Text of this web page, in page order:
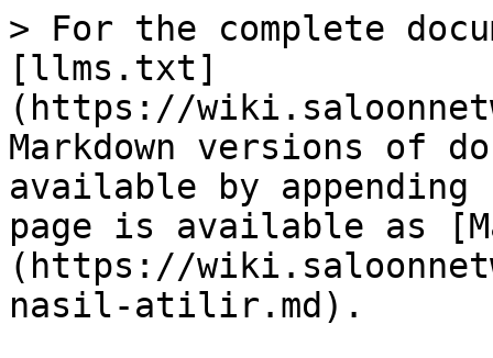
> For the complete
[llms.txt]
(https://
Markdown versions of
available by
page is available as
(https://
nasil-atilir.md).